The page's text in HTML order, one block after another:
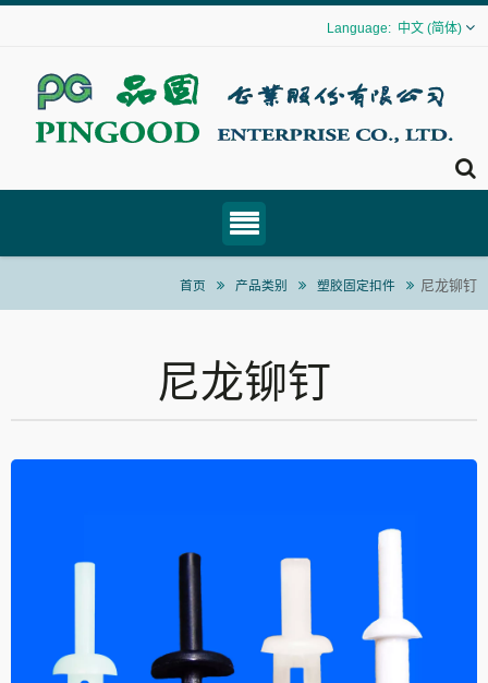
中文 (简体)
首页 产品类别 塑胶固定扣件 尼龙铆钉
尼龙铆钉